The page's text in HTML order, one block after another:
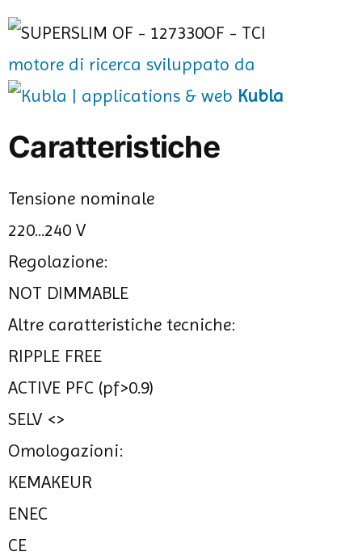
motore di ricerca sviluppato da
Kubla
Caratteristiche
Tensione nominale
220...240 V
Regolazione:
NOT DIMMABLE
Altre caratteristiche tecniche:
RIPPLE FREE
ACTIVE PFC (pf>0.9)
SELV <>
Omologazioni:
KEMAKEUR
ENEC
CE